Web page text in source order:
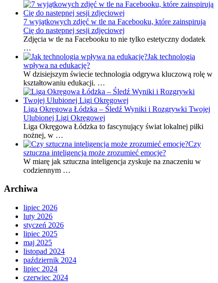
7 wyjątkowych zdjęć w tle na Facebooku, które zainspirują
Cię do następnej sesji zdjęciowej
Zdjęcia w tle na Facebooku to nie tylko estetyczny dodatek
…
Jak technologia
wpływa na edukację?
W dzisiejszym świecie technologia odgrywa kluczową rolę w
kształtowaniu edukacji. …
Liga Okręgowa Łódzka – Śledź Wyniki i Rozgrywki Twojej
Ulubionej Ligi Okręgowej
Liga Okręgowa Łódzka to fascynujący świat lokalnej piłki
nożnej, w …
Czy
sztuczna inteligencja może zrozumieć emocje?
W miarę jak sztuczna inteligencja zyskuje na znaczeniu w
codziennym …
Archiwa
lipiec 2026
luty 2026
styczeń 2026
lipiec 2025
maj 2025
listopad 2024
październik 2024
lipiec 2024
czerwiec 2024